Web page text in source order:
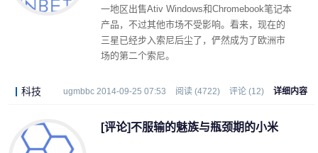
一地区出售Ativ Windows和Chromebook笔记本
产品，不过其他市场不受影响。看来，现在的
三星已经步入索尼后尘了，俨然成为了欧洲市
场的第二个索尼。
科技 ugmbbc 2014-09-25 07:53 阅读 (4722) 评论 (12) 详细内容
[评论]不服输的魅族与瓶颈期的小米